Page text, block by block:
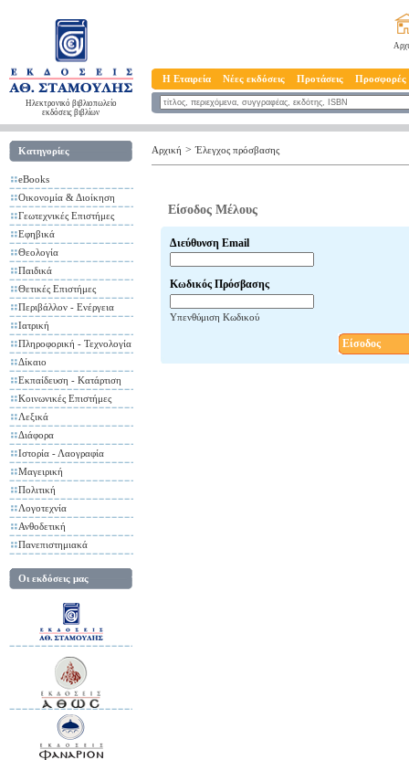
Ηλεκτρονικό βιβλιοπωλείο
εκδόσεις βιβλίων
Η Εταιρεία Νέες εκδόσεις Προτάσεις Προσφορές
Κατηγορίες
eBooks
Οικονομία & Διοίκηση
Γεωτεχνικές Επιστήμες
Εφηβικά
Θεολογία
Παιδικά
Θετικές Επιστήμες
Περιβάλλον - Ενέργεια
Ιατρική
Πληροφορική - Τεχνολογία
Δίκαιο
Εκπαίδευση - Κατάρτιση
Κοινωνικές Επιστήμες
Λεξικά
Διάφορα
Ιστορία - Λαογραφία
Μαγειρική
Πολιτική
Λογοτεχνία
Ανθοδετική
Πανεπιστημιακά
Οι εκδόσεις μας
Αρχική > Έλεγχος πρόσβασης
Είσοδος Μέλους
Διεύθυνση Email
Κωδικός Πρόσβασης
Υπενθύμιση Κωδικού
Είσοδος